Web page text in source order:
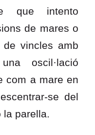
que intento
de mares o
de vincles amb
oscil·lació
com a mare en
se del
parella.